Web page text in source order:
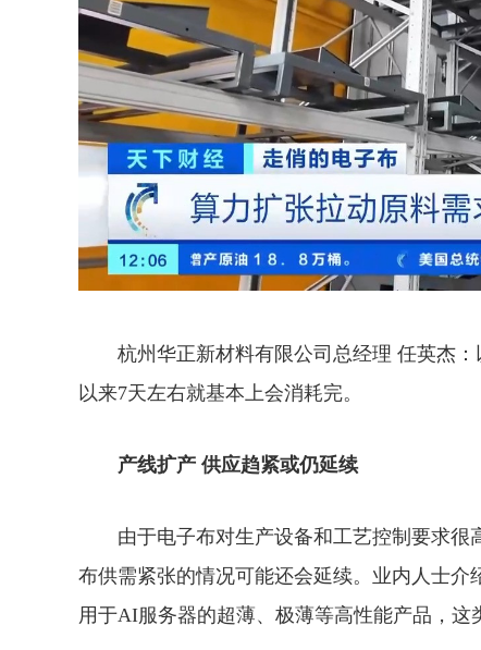
杭州华正新材料有限公司总经理 任英杰：
以来7天左右就基本上会消耗完。
产线扩产 供应趋紧或仍延续
由于电子布对生产设备和工艺控制要求很
布供需紧张的情况可能还会延续。业内人士介
用于AI服务器的超薄、极薄等高性能产品，